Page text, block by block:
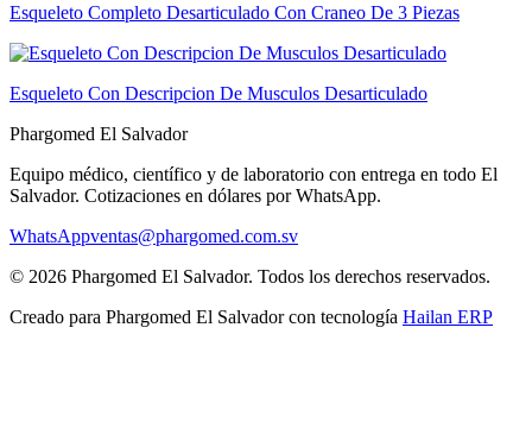
Esqueleto Completo Desarticulado Con Craneo De 3 Piezas
Esqueleto Con Descripcion De Musculos Desarticulado
Phargomed El Salvador
Equipo médico, científico y de laboratorio con entrega en todo El
Salvador. Cotizaciones en dólares por WhatsApp.
WhatsAppventas@phargomed.com.sv
© 2026 Phargomed El Salvador. Todos los derechos reservados.
Creado para Phargomed El Salvadorcon tecnología Hailan ERP